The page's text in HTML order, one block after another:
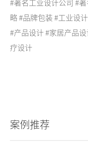
#著名工业设计公司 #
略 #品牌包装 #工业设计
#产品设计 #家居产品
疗设计
案例推荐